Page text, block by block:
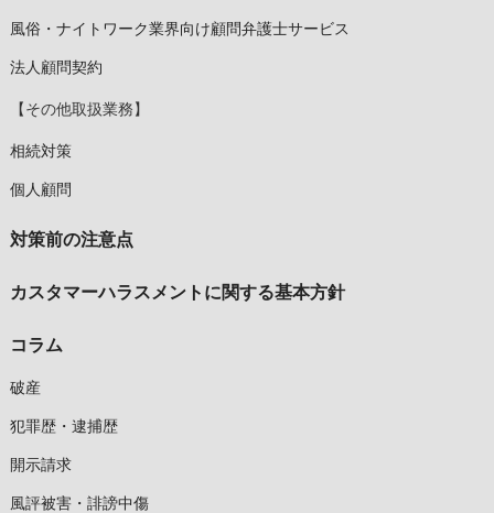
風俗・ナイトワーク業界向け顧問弁護士サービス
法人顧問契約
【その他取扱業務】
相続対策
個人顧問
対策前の注意点
カスタマーハラスメントに関する基本方針
コラム
破産
犯罪歴・逮捕歴
開示請求
風評被害・誹謗中傷